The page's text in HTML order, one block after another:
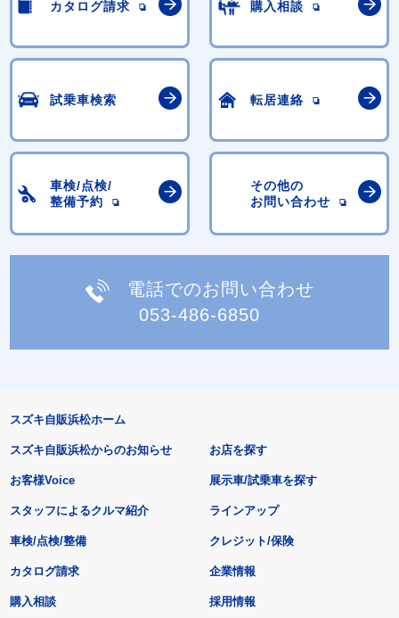
カタログ請求 購入相談
試乗車検索 転居連絡
車検/点検/
整備予約
その他の
お問い合わせ
電話でのお問い合わせ
053-486-6850
スズキ自販浜松ホーム
スズキ自販浜松からのお知らせ
お客様Voice
スタッフによるクルマ紹介
お店を探す
展示車/試乗車を探す
ラインアップ
車検/点検/整備 クレジット/保険
カタログ請求
購入相談
企業情報
採用情報